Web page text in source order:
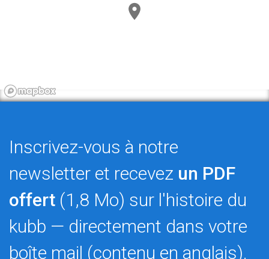
Inscrivez-vous à notre
newsletter et recevez un PDF
offert (1,8 Mo) sur l'histoire du
kubb — directement dans votre
boîte mail (contenu en anglais).